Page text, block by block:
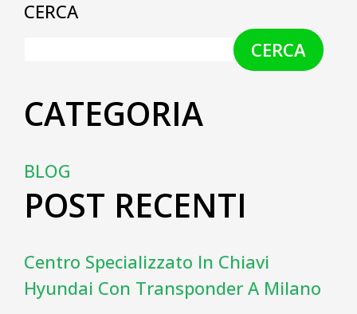
CERCA
CERCA
CATEGORIA
BLOG
POST RECENTI
Centro Specializzato In Chiavi
Hyundai Con Transponder A Milano